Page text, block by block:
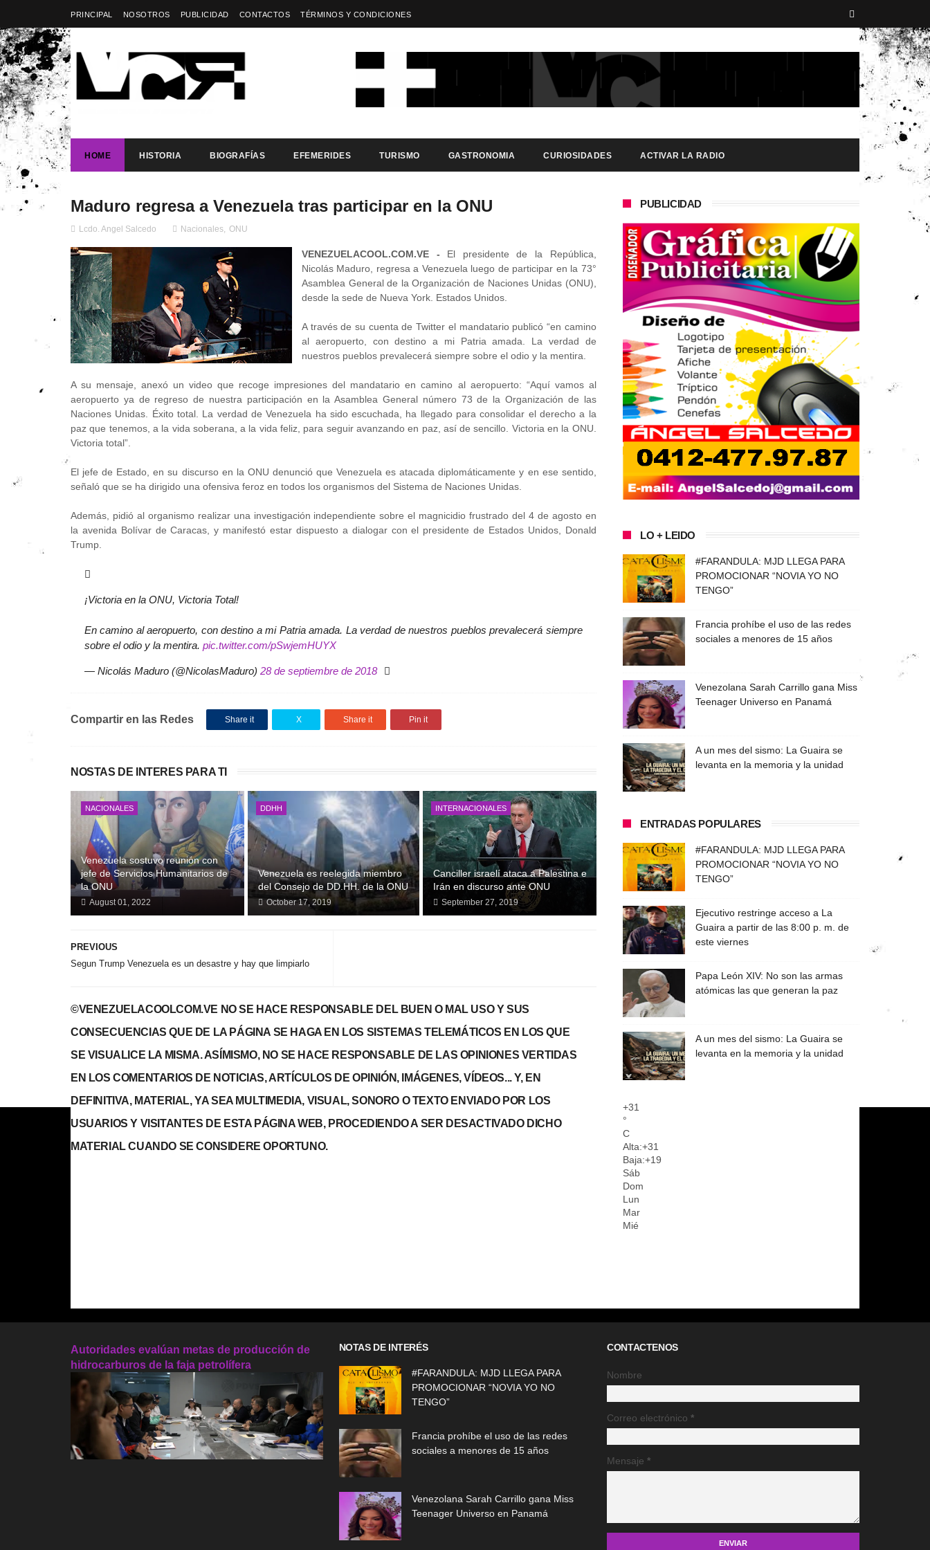
PRINCIPAL NOSOTROS PUBLICIDAD CONTACTOS TÉRMINOS Y CONDICIONES
HOME HISTORIA BIOGRAFÍAS EFEMERIDES TURISMO GASTRONOMIA CURIOSIDADES ACTIVAR LA RADIO
Maduro regresa a Venezuela tras participar en la ONU
Lcdo. Angel Salcedo Nacionales, ONU
VENEZUELACOOL.COM.VE -
El presidente de la República,
Nicolás Maduro, regresa a Venezuela luego de participar en la 73°
Asamblea General de la Organización de Naciones Unidas (ONU),
desde la sede de Nueva York. Estados Unidos.
A través de su cuenta de Twitter el mandatario publicó “en camino
al aeropuerto, con destino a mi Patria amada. La verdad de
nuestros pueblos prevalecerá siempre sobre el odio y la mentira.
A su mensaje, anexó un video que recoge impresiones del mandatario en camino al aeropuerto: “Aquí vamos al
aeropuerto ya de regreso de nuestra participación en la Asamblea General número 73 de la Organización de las
Naciones Unidas. Éxito total. La verdad de Venezuela ha sido escuchada, ha llegado para consolidar el derecho a la
paz que tenemos, a la vida soberana, a la vida feliz, para seguir avanzando en paz, así de sencillo. Victoria en la ONU.
Victoria total”.
El jefe de Estado, en su discurso en la ONU denunció que Venezuela es atacada diplomáticamente y en ese sentido,
señaló que se ha dirigido una ofensiva feroz en todos los organismos del Sistema de Naciones Unidas.
Además, pidió al organismo realizar una investigación independiente sobre el magnicidio frustrado del 4 de agosto en
la avenida Bolívar de Caracas, y manifestó estar dispuesto a dialogar con el presidente de Estados Unidos, Donald
Trump.
¡Victoria en la ONU, Victoria Total!
En camino al aeropuerto, con destino a mi Patria amada. La verdad de nuestros pueblos prevalecerá siempre
sobre el odio y la mentira. pic.twitter.com/pSwjemHUYX
— Nicolás Maduro (@NicolasMaduro) 28 de septiembre de 2018
Compartir en las Redes Share it X Share it Pin it
NOSTAS DE INTERES PARA TI
NACIONALES
Venezuela sostuvo reunión con
jefe de Servicios Humanitarios de
la ONU
August 01, 2022
DDHH
Venezuela es reelegida miembro
del Consejo de DD.HH. de la ONU
October 17, 2019
INTERNACIONALES
Canciller israelí ataca a Palestina e
Irán en discurso ante ONU
September 27, 2019
PREVIOUS
Segun Trump Venezuela es un desastre y hay que limpiarlo
©VENEZUELACOOLCOM.VE NO SE HACE RESPONSABLE DEL BUEN O MAL USO Y SUS
CONSECUENCIAS QUE DE LA PÁGINA SE HAGA EN LOS SISTEMAS TELEMÁTICOS EN LOS QUE
SE VISUALICE LA MISMA. ASÍMISMO, NO SE HACE RESPONSABLE DE LAS OPINIONES VERTIDAS
EN LOS COMENTARIOS DE NOTICIAS, ARTÍCULOS DE OPINIÓN, IMÁGENES, VÍDEOS... Y, EN
DEFINITIVA, MATERIAL, YA SEA MULTIMEDIA, VISUAL, SONORO O TEXTO ENVIADO POR LOS
USUARIOS Y VISITANTES DE ESTA PÁGINA WEB, PROCEDIENDO A SER DESACTIVADO DICHO
MATERIAL CUANDO SE CONSIDERE OPORTUNO.
PUBLICIDAD
LO + LEIDO
#FARANDULA: MJD LLEGA PARA
PROMOCIONAR “NOVIA YO NO
TENGO”
Francia prohíbe el uso de las redes
sociales a menores de 15 años
Venezolana Sarah Carrillo gana Miss
Teenager Universo en Panamá
A un mes del sismo: La Guaira se
levanta en la memoria y la unidad
ENTRADAS POPULARES
#FARANDULA: MJD LLEGA PARA
PROMOCIONAR “NOVIA YO NO
TENGO”
Ejecutivo restringe acceso a La
Guaira a partir de las 8:00 p. m. de
este viernes
Papa León XIV: No son las armas
atómicas las que generan la paz
A un mes del sismo: La Guaira se
levanta en la memoria y la unidad
+31
°
C
Alta:+31
Baja:+19
Sáb
Dom
Lun
Mar
Mié
Autoridades evalúan metas de producción de
hidrocarburos de la faja petrolífera
NOTAS DE INTERÉS
#FARANDULA: MJD LLEGA PARA
PROMOCIONAR “NOVIA YO NO
TENGO”
Francia prohíbe el uso de las redes
sociales a menores de 15 años
Venezolana Sarah Carrillo gana Miss
Teenager Universo en Panamá
CONTACTENOS
Nombre
Correo electrónico*
Mensaje*